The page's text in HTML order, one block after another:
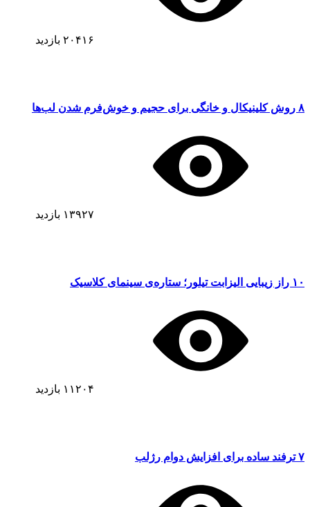
۲۰۴۱۶ بازدید
۸ روش کلینیکال و خانگی برای حجیم و خوش‌فرم شدن لب‌ها
۱۳۹۲۷ بازدید
۱۰ راز زیبایی الیزابت تیلور؛ ستاره‌ی سینمای کلاسیک
۱۱۲۰۴ بازدید
۷ ترفند ساده برای افزایش دوام رژلب